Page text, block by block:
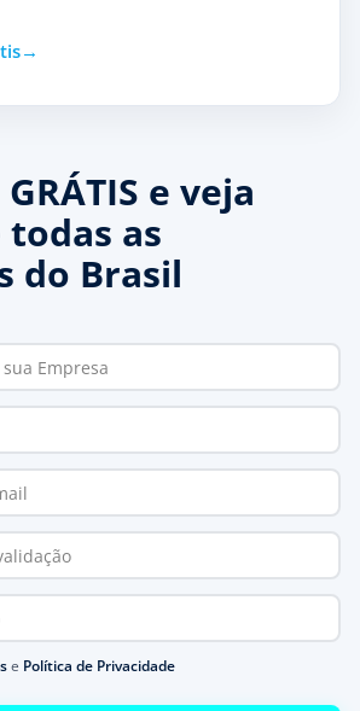
e veja
as
do Brasil
e Política de Privacidade